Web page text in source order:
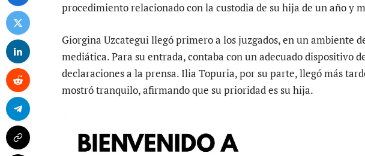
procedimiento relacionado con la custodia de su hija de un año y
Giorgina Uzcategui llegó primero a los juzgados, en un ambiente
mediática. Para su entrada, contaba con un adecuado dispositivo
declaraciones a la prensa. Ilia Topuria, por su parte, llegó más
mostró tranquilo, afirmando que su prioridad es su hija.